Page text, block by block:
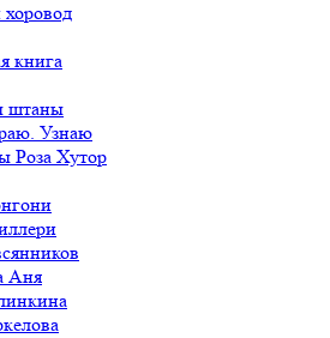
книга
штаны
Узнаю
Роза Хутор
Аня